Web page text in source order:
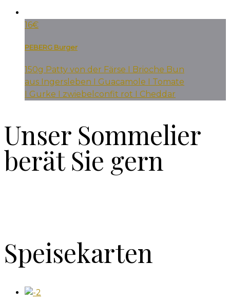
16€
PEBERG Burger
150g Patty von der Färse I Brioche Bun
aus Ingersleben I Guacamole I Tomate
I Gurke I zwiebelconfit rot I Cheddar
Unser Sommelier
berät Sie gern
Speisekarten